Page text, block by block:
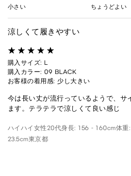
小さい ちょうどよい
涼しくて履きやすい
購入サイズ: L
購入カラー: 09 BLACK
お客様の着用感: 少し大きい
今は長い丈が流行っているようで、サ
ます。テラテラで涼しくて良い感じ
ハイハイ 女性20代身長: 156 - 160cm体重
23.5cm東京都